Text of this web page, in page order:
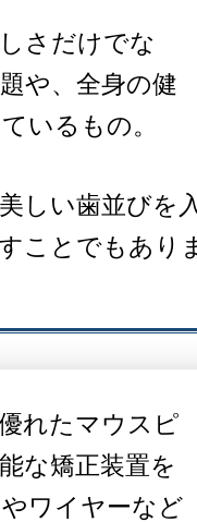
さだけでな
や、全身の健
いるもの。
しい歯並びを
ことでもあり
れたマウスピ
な矯正装置を
ワイヤーなど